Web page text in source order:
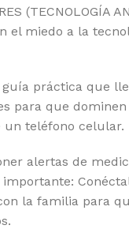
(TECNOLOGÍA
el miedo a la
práctica que
para que dominen
un teléfono celular.
alertas de
la familia para